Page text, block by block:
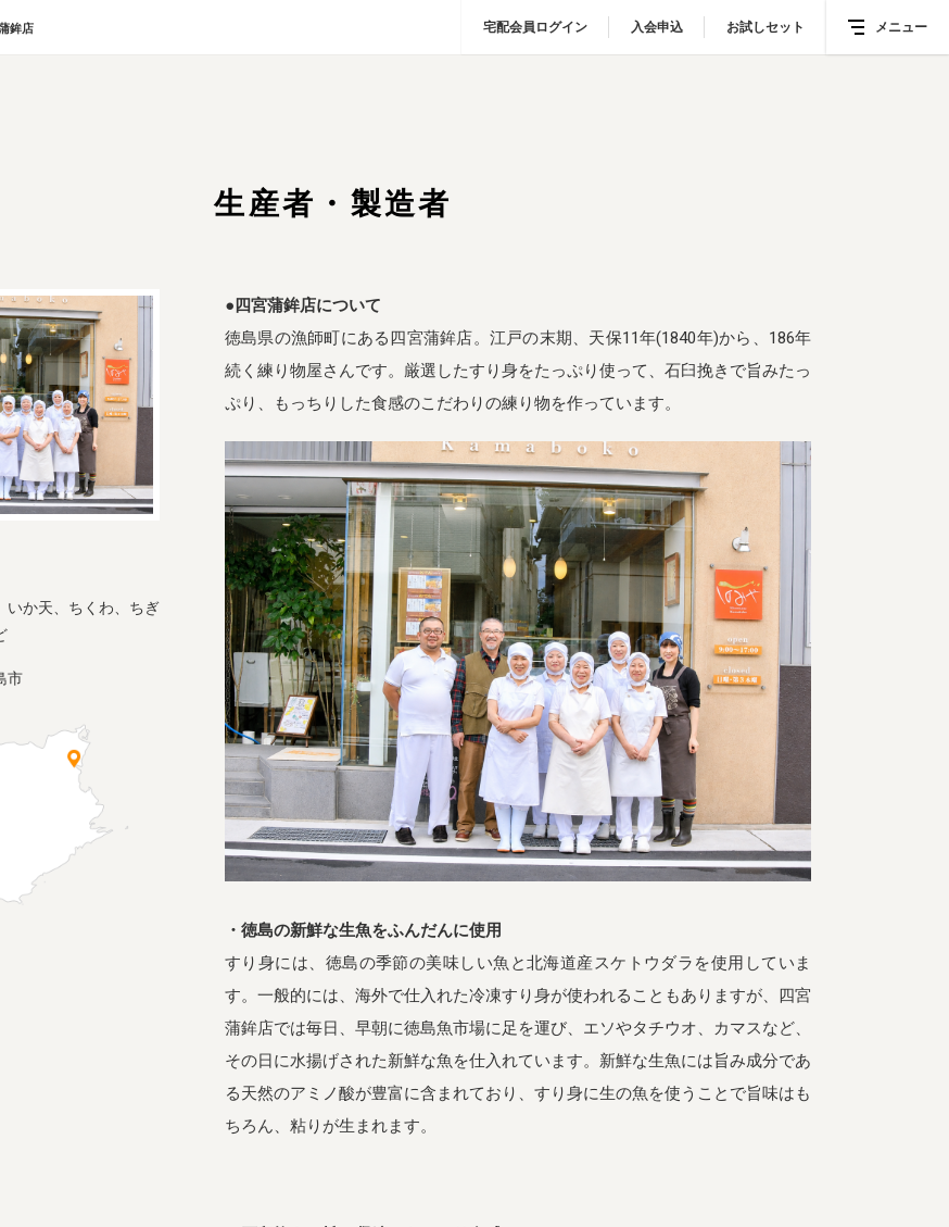
宅配会員ログイン 入会申込 お試しセット メニュー
宅配会員ログイン 入会申込 お試しセット メニュー
鉾店
生産者・製造者
いか天、ちくわ、ちぎ
市
●四宮蒲鉾店について
徳島県の漁師町にある四宮蒲鉾店。江戸の末期、天保11年(1840年)から、186年
続く練り物屋さんです。厳選したすり身をたっぷり使って、石臼挽きで旨みたっ
ぷり、もっちりした食感のこだわりの練り物を作っています。
・徳島の新鮮な生魚をふんだんに使用
すり身には、徳島の季節の美味しい魚と北海道産スケトウダラを使用していま
す。一般的には、海外で仕入れた冷凍すり身が使われることもありますが、四宮
蒲鉾店では毎日、早朝に徳島魚市場に足を運び、エソやタチウオ、カマスなど、
その日に水揚げされた新鮮な魚を仕入れています。新鮮な生魚には旨み成分であ
る天然のアミノ酸が豊富に含まれており、すり身に生の魚を使うことで旨味はも
ちろん、粘りが生まれます。